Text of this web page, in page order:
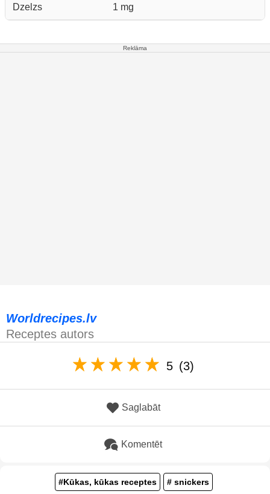
Dzelzs 1 mg
Reklāma
Worldrecipes.lv
Receptes autors
5 (3)
Saglabāt
Komentēt
#Kūkas, kūkas receptes # snickers